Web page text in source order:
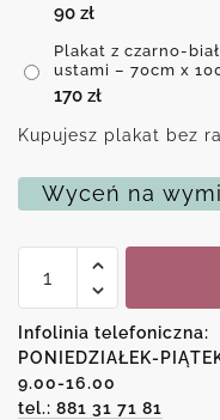
90 zł
Plakat z czarno-
ustami – 70cm x
170 zł
Kupujesz plakat bez
Wyceń na
Plakat
czarno-
białą
twarzą
kobiety
i
Infolinia telefoniczna:
PONIEDZIAŁEK-
9.00-16.00
tel.: 881 31 71 81